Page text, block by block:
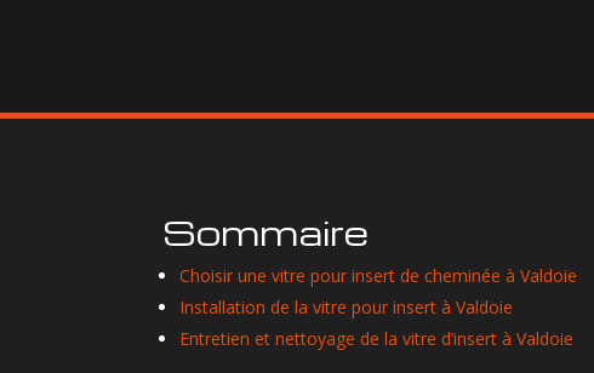
Sommaire
Choisir une vitre pour insert de cheminée à Valdoie
Installation de la vitre pour insert à Valdoie
Entretien et nettoyage de la vitre d’insert à Valdoie